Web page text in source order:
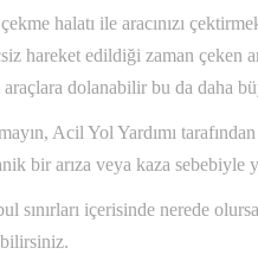
halatı ile aracınızı
hareket edildiği zaman çeken
araçlara dolanabilir bu da daha
Acil Yol Yardımı
bir arıza veya kaza sebebiyle
sınırları içerisinde nerede